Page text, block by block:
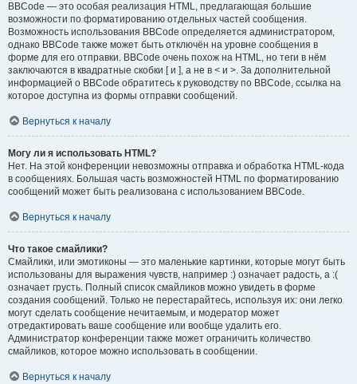
BBCode — это особая реализация HTML, предлагающая большие
возможности по форматированию отдельных частей сообщения.
Возможность использования BBCode определяется администратором,
однако BBCode также может быть отключён на уровне сообщения в
форме для его отправки. BBCode очень похож на HTML, но теги в нём
заключаются в квадратные скобки [ и ], а не в < и >. За дополнительной
информацией о BBCode обратитесь к руководству по BBCode, ссылка на
которое доступна из формы отправки сообщений.
Вернуться к началу
Могу ли я использовать HTML?
Нет. На этой конференции невозможны отправка и обработка HTML-кода
в сообщениях. Большая часть возможностей HTML по форматированию
сообщений может быть реализована с использованием BBCode.
Вернуться к началу
Что такое смайлики?
Смайлики, или эмотиконы — это маленькие картинки, которые могут быть
использованы для выражения чувств, например :) означает радость, а :(
означает грусть. Полный список смайликов можно увидеть в форме
создания сообщений. Только не перестарайтесь, используя их: они легко
могут сделать сообщение нечитаемым, и модератор может
отредактировать ваше сообщение или вообще удалить его.
Администратор конференции также может ограничить количество
смайликов, которое можно использовать в сообщении.
Вернуться к началу